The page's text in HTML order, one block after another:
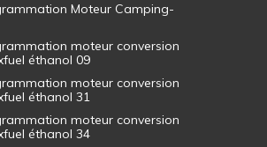
Moteur Camping-
moteur conversion
éthanol 09
moteur conversion
éthanol 31
moteur conversion
éthanol 34